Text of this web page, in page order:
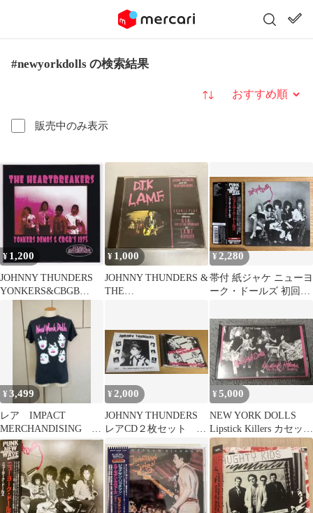
#newyorkdolls の検索結果
販売中のみ表示
並び替え
¥ 1,200
JOHNNY THUNDERS
YONKERS&CBGB
1975【新品未使用】
¥ 1,000
JOHNNY THUNDERS &
THE
¥ 2,280
帯付 紙ジャケ ニューヨ
ーク・ドールズ 初回限
¥3,499
レア IMPACT
MERCHANDISING
製 NEW YORK
DOLLS
¥ 2,000
JOHNNY THUNDERS
レアCD２枚セット ジ
ョニーサンダース
¥5,000
NEW YORK DOLLS
Lipstick Killers カセット
テープ